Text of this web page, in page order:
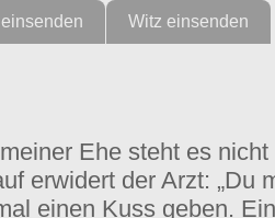
Witz einsenden
Ehe steht es
erwidert der Arzt: „Du
einen Kuss geben.